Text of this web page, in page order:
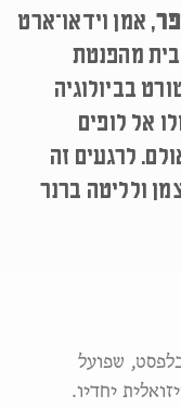
, אמן וידאו־ארט
מהפנטת
בביולוגיה
אל לופים
לרגעים זה
ולליטה ברנר
שפועל
יחדיו.